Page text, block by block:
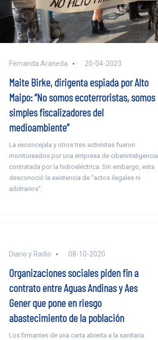
Fernanda Araneda 20-04-2023
Maite Birke, dirigenta espiada por Alto
Maipo: “No somos ecoterroristas, somos
simples fiscalizadores del
medioambiente”
La exconcejala y otros tres activistas fueron
monitoreados por una empresa de ciberinteligencia
contratada por la hidroeléctrica. Sin embargo, esta
desconoció la existencia de “actos ilegales ni
arbitrarios”.
Diario y Radio 08-10-2020
Organizaciones sociales piden fin a
contrato entre Aguas Andinas y Aes
Gener que pone en riesgo
abastecimiento de la población
Los firmantes de una carta abierta a la sanitaria